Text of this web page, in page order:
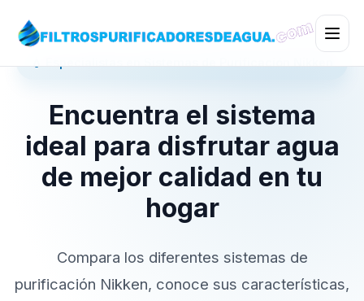
Encuentra el sistema
ideal para disfrutar agua
de mejor calidad en tu
hogar
Compara los diferentes sistemas de
purificación Nikken, conoce sus características,